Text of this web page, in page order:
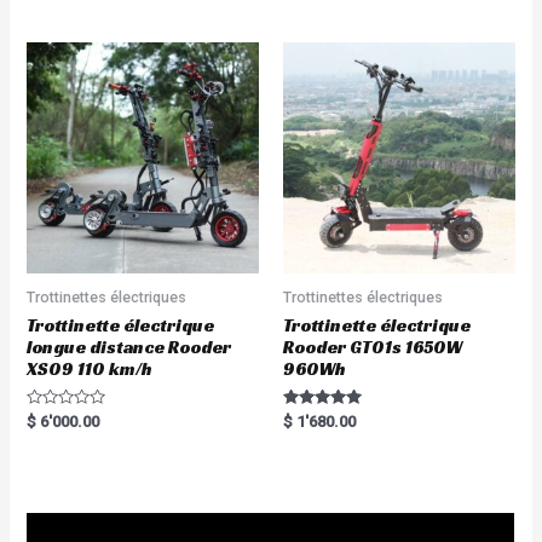
Trottinettes électriques
Trottinette électrique
longue distance Rooder
XS09 110 km/h
R
a
$ 6'000.00
Trottinettes électriques
Trottinette électrique
Rooder GT01s 1650W
960Wh
Rated
5.00
$ 1'680.00